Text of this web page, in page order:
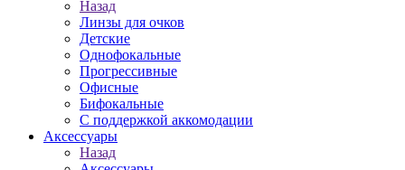
Назад
Линзы для очков
Детские
Однофокальные
Прогрессивные
Офисные
Бифокальные
С поддержкой аккомодации
Аксессуары
Назад